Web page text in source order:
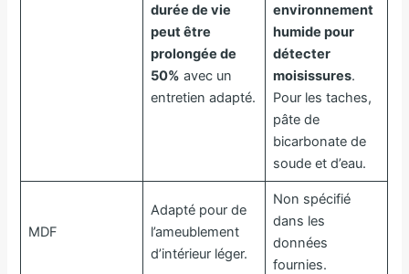
durée de vie
peut être
prolongée de
50% avec un
entretien adapté.
environnement
humide pour
détecter
moisissures.
Pour les taches,
pâte de
bicarbonate de
soude et d’eau.
MDF
Adapté pour de
l’ameublement
d’intérieur léger.
Non spécifié
dans les
données
fournies.